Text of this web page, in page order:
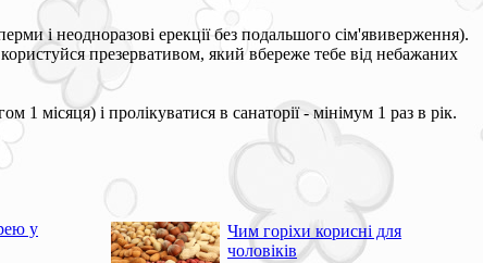
і неодноразові ерекції без подальшого сім'явиверження).
презервативом, який вбереже тебе від небажаних
1 місяця) і пролікуватися в санаторії - мінімум 1 раз в рік.
у
Чим горіхи корисні для
чоловіків